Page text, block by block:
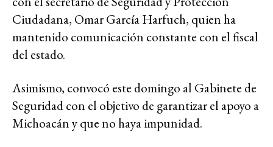
Ciudadana, Omar García Harfuch, quien ha
mantenido comunicación constante con el fiscal
del estado.
Asimismo, convocó este domingo al Gabinete de
Seguridad con el objetivo de garantizar el apoyo a
Michoacán y que no haya impunidad.